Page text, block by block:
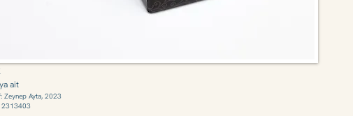
ait
Zeynep Ayta, 2023
2313403